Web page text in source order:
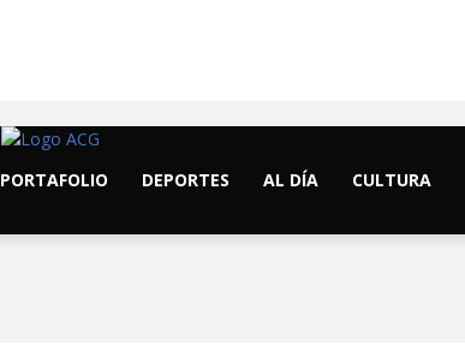
PORTAFOLIO DEPORTES AL DÍA CULTURA